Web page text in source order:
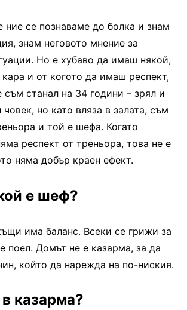
ние се познаваме до болка и знам
знам неговото мнение за
Но е хубаво да имаш някой,
и от когото да имаш респект,
съм станал на 34 години – зрял и
но като вляза в залата, съм
и той е шефа. Когато
респект от треньора, това не е
няма добър краен ефект.
е шеф?
има баланс. Всеки се грижи за
поел. Домът не е казарма, за да
който да нарежда на по-ниския.
казарма?